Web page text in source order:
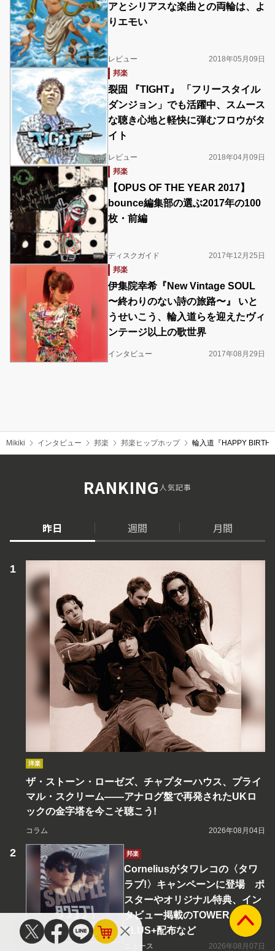
アとシリアスな楽曲との両輪は、よ
りエモい
レビュー
2018年05月09日
邦楽
裂固 『TIGHT』 「フリースタイル
ダンジョン」でも活躍中、スムース
な聴き心地と軽快に弾むフロウがタ
イト
レビュー
2018年04月09日
邦楽
【OPUS OF THE YEAR 2017】
bounce編集部の選ぶ2017年の100
枚・前編
ディスクガイド
2017年12月25日
邦楽
伊集院幸希『New Vintage SOUL
〜終わりのない詩の旅路〜』 いと
うせいこう、輪入道らを迎えたヴィ
ンテージ以上の歌世界
インタビュー 2017年08月29日
Mikiki インタビュー 邦楽 邦楽ヒップホップ 輪入道『HAPPY
RANKING人気記事
昨日 週間 月間
洋楽
ザ・ストーン・ローゼズ、チャプターハウス、プライ
マル・スクリーム――アナログ盤で再発されたUKロ
ックの金字塔を今こそ聴こう!
コラム 2026年08月04日
邦楽
Corneliusがタワレコの〈タワ
ラブ!〉キャンペーンに登場 ポ
スターやオリジナル特典、イン
タビュー掲載のTOWER
PLUS+配布など
ニュース 2026年08月07日